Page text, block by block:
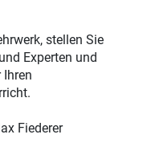
stellen Sie
Experten und
Fiederer